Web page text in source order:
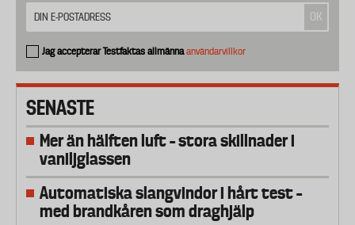
Jag accepterar Testfaktas allmännaanvändarvillkor
SENASTE
Mer än hälften luft – stora skillnader i
vaniljglassen
Automatiska slangvindor i hårt test –
med brandkåren som draghjälp